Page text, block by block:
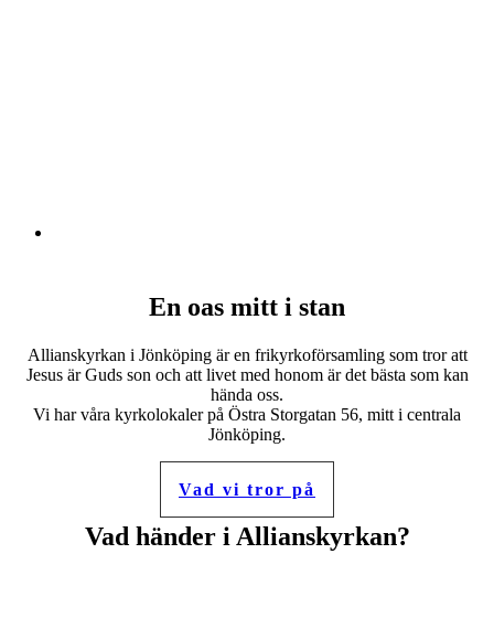
En oas mitt i stan
Allianskyrkan i Jönköping är en frikyrkoförsamling som tror att
Jesus är Guds son och att livet med honom är det bästa som kan
hända oss.
Vi har våra kyrkolokaler på Östra Storgatan 56, mitt i centrala
Jönköping.
Vad vi tror på
Vad händer i Allianskyrkan?